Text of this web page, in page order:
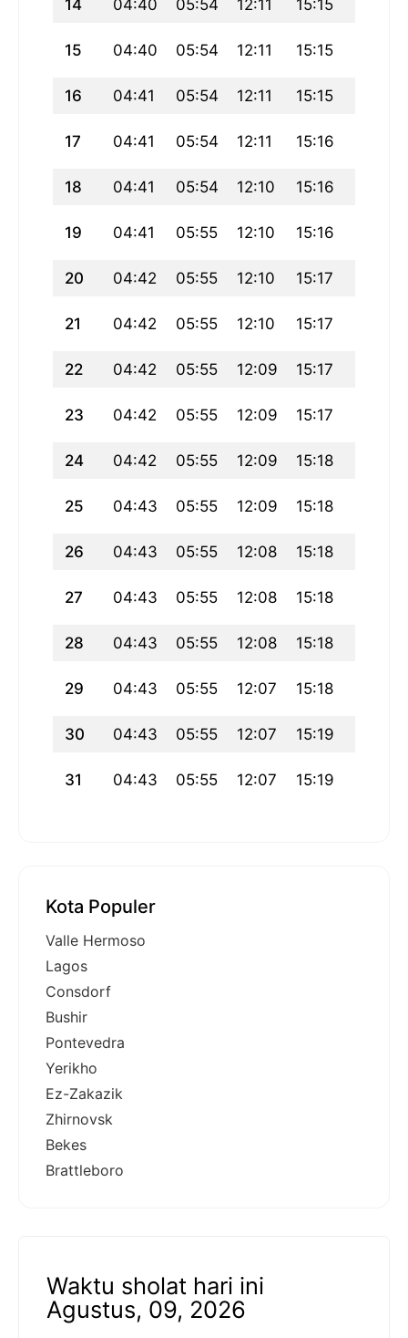
14 04:40 05:54 12:11 15:15
15 04:40 05:54 12:11 15:15
16 04:41 05:54 12:11 15:15
17 04:41 05:54 12:11 15:16
18 04:41 05:54 12:10 15:16
19 04:41 05:55 12:10 15:16
20 04:42 05:55 12:10 15:17
21 04:42 05:55 12:10 15:17
22 04:42 05:55 12:09 15:17
23 04:42 05:55 12:09 15:17
24 04:42 05:55 12:09 15:18
25 04:43 05:55 12:09 15:18
26 04:43 05:55 12:08 15:18
27 04:43 05:55 12:08 15:18
28 04:43 05:55 12:08 15:18
29 04:43 05:55 12:07 15:18
30 04:43 05:55 12:07 15:19
31 04:43 05:55 12:07 15:19
Kota Populer
Valle Hermoso
Lagos
Consdorf
Bushir
Pontevedra
Yerikho
Ez-Zakazik
Zhirnovsk
Bekes
Brattleboro
Waktu sholat hari ini
Agustus, 09, 2026